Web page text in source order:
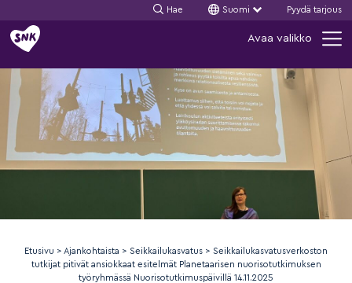
Siirry
sisältöön
Hae Suomi Pyydä tarjous
Avaa valikko
Etusivu > Ajankohtaista > Seikkailukasvatus > Seikkailukasvatusverkoston
tutkijat pitivät ansiokkaat esitelmät Planetaarisen nuorisotutkimuksen
työryhmässä Nuorisotutkimuspäivillä 14.11.2025